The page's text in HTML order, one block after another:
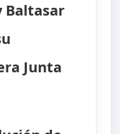
Baltasar
Junta